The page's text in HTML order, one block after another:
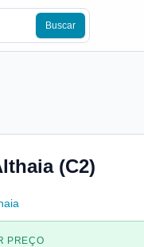
Buscar
(C2)
PREÇO